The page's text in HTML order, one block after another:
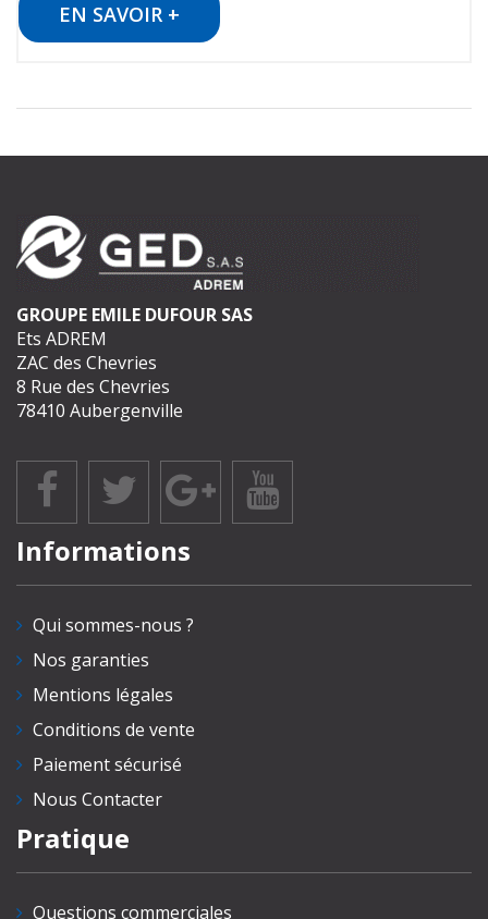
EN SAVOIR +
GROUPE EMILE DUFOUR SAS
Ets ADREM
ZAC des Chevries
8 Rue des Chevries
78410 Aubergenville
Informations
Qui sommes-nous ?
Nos garanties
Mentions légales
Conditions de vente
Paiement sécurisé
Nous Contacter
Pratique
Questions commerciales